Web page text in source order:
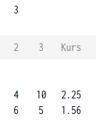
3
2 3
Kurs
4
6
10
5
2.25
1.56